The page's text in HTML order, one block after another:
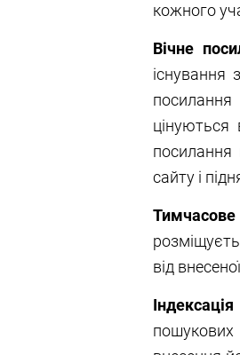
кожного
Вічне
існування
цінуються
посилання
сайту і
від